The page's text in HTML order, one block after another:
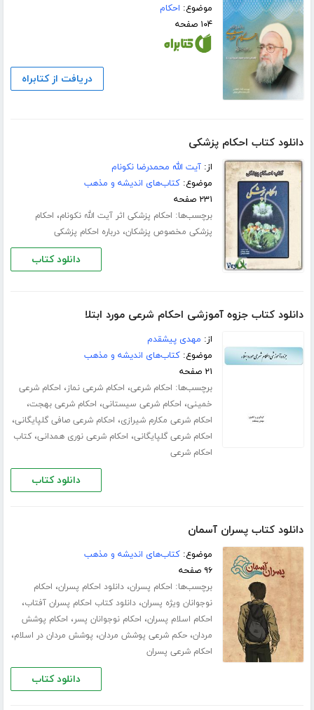
موضوع: احکام
۱۰۴ صفحه
دریافت از کتابراه
دانلود کتاب احکام پزشکی
از:آیت الله محمدرضا نکونام
موضوع:کتاب‌های اندیشه و مذهب
۲۳۱ صفحه
برچسب‌ها: احکام پزشکی اثر آیت الله نکونام، احکام
پزشکی مخصوص پزشکان،درباره احکام پزشکی
دانلود کتاب
دانلود کتاب جزوه آموزشی احکام شرعی مورد ابتلا
از: مهدی پیشقدم
موضوع:کتاب‌های اندیشه و مذهب
۲۱ صفحه
برچسب‌ها: احکام شرعی، احکام شرعی نماز، احکام شرعی
خمینی، احکام شرعی سیستانی، احکام شرعی بهجت،
احکام شرعی مکارم شیرازی، احکام شرعی صافی گلپایگانی،
احکام شرعی گلپایگانی، احکام شرعی نوری همدانی،کتاب
احکام شرعی
دانلود کتاب
دانلود کتاب پسران آسمان
موضوع:کتاب‌های اندیشه و مذهب
۹۶ صفحه
برچسب‌ها: احکام پسران،دانلود احکام پسران، احکام
نوجوانان ویژه پسران،دانلود کتاب احکام پسران آفتاب،
احکام اسلام پسران، احکام نوجوانان پسر، احکام پوشش
مردان،حکم شرعی پوشش مردان، پوشش مردان در اسلام،
احکام شرعی پسران
دانلود کتاب